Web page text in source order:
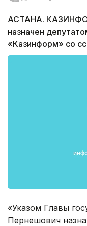
АСТАНА.
назначен
«Казинформ» со
«Указом Главы
Пернешович